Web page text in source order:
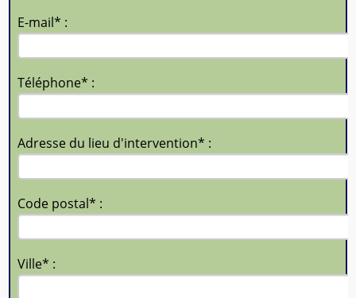
E-mail* :
Téléphone* :
Adresse du lieu d'intervention* :
Code postal* :
Ville* :